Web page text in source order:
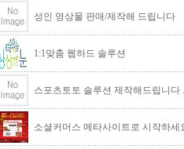
성인 영상물 판매/제작해 드립니다
1:1맞춤 웹하드 솔루션
스포츠토토 솔루션 제작해드립니다 .
소셜커머스 메타사이트로 시작하세